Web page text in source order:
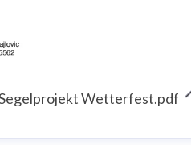
Wetterfest.pdf